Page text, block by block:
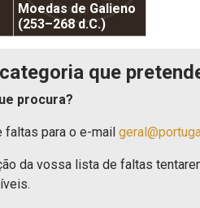
Moedas de Galieno
(253–268 d.C.)
que
procura?
faltas para o e-mail
da vossa lista de faltas